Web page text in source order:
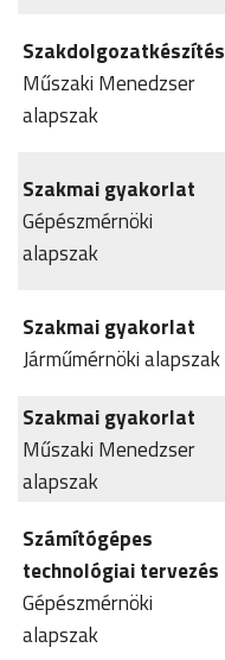
Szakdolgozatkészítés
Műszaki Menedzser
alapszak
Szakmai gyakorlat
Gépészmérnöki
alapszak
Szakmai gyakorlat
Járműmérnöki alapszak
Szakmai gyakorlat
Műszaki Menedzser
alapszak
Számítógépes
technológiai tervezés
Gépészmérnöki
alapszak